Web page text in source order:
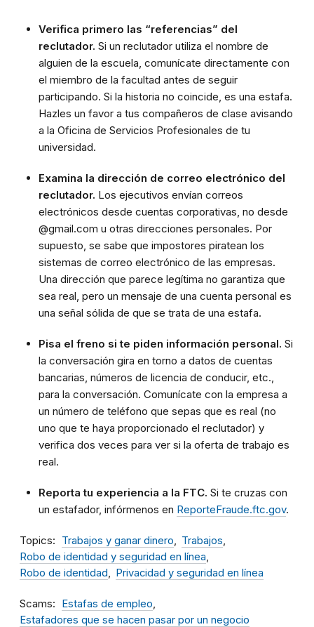
Verifica primero las “referencias” del
reclutador. Si un reclutador utiliza el nombre de
alguien de la escuela, comunícate directamente con
el miembro de la facultad antes de seguir
participando. Si la historia no coincide, es una estafa.
Hazles un favor a tus compañeros de clase avisando
a la Oficina de Servicios Profesionales de tu
universidad.
Examina la dirección de correo electrónico del
reclutador. Los ejecutivos envían correos
electrónicos desde cuentas corporativas, no desde
@gmail.com u otras direcciones personales. Por
supuesto, se sabe que impostores piratean los
sistemas de correo electrónico de las empresas.
Una dirección que parece legítima no garantiza que
sea real, pero un mensaje de una cuenta personal es
una señal sólida de que se trata de una estafa.
Pisa el freno si te piden información personal. Si
la conversación gira en torno a datos de cuentas
bancarias, números de licencia de conducir, etc.,
para la conversación. Comunícate con la empresa a
un número de teléfono que sepas que es real (no
uno que te haya proporcionado el reclutador) y
verifica dos veces para ver si la oferta de trabajo es
real.
Reporta tu experiencia a la FTC. Si te cruzas con
un estafador, infórmenos en ReporteFraude.ftc.gov.
Topics Trabajos y ganar dinero
Trabajos
Robo de identidad y seguridad en línea
Robo de identidad
Privacidad y seguridad en línea
Scams
Estafas de empleo
Estafadores que se hacen pasar por un negocio